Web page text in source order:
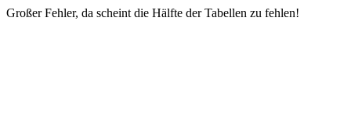
Großer Fehler, da scheint die Hälfte der Tabellen zu fehlen!